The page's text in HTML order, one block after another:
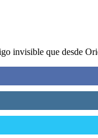
invisible que desde